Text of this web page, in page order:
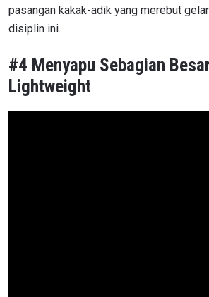
pasangan kakak-adik yang merebut
disiplin ini.
#4 Menyapu Sebagian
Lightweight